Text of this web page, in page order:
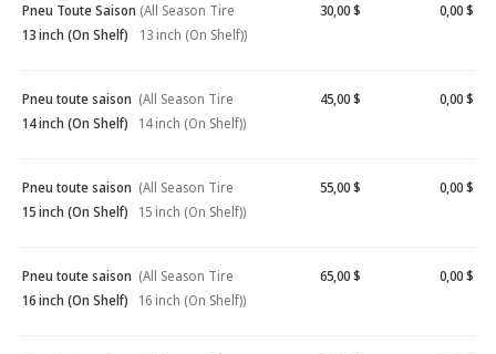
Pneu Toute Saison
13 inch (On Shelf)
(All Season Tire
13 inch (On Shelf))
30,00 $ 0,00 $
Pneu toute saison
14 inch (On Shelf)
(All Season Tire
14 inch (On Shelf))
45,00 $ 0,00 $
Pneu toute saison
15 inch (On Shelf)
(All Season Tire
15 inch (On Shelf))
55,00 $ 0,00 $
Pneu toute saison
16 inch (On Shelf)
(All Season Tire
16 inch (On Shelf))
65,00 $ 0,00 $